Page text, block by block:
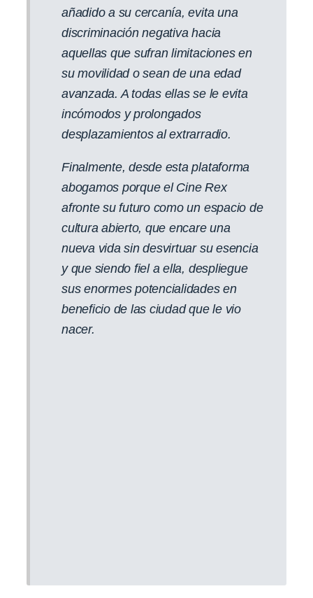
añadido a su cercanía, evita una
discriminación negativa hacia
aquellas que sufran limitaciones en
su movilidad o sean de una edad
avanzada. A todas ellas se le evita
incómodos y prolongados
desplazamientos al extrarradio.
Finalmente, desde esta plataforma
abogamos porque el Cine Rex
afronte su futuro como un espacio de
cultura abierto, que encare una
nueva vida sin desvirtuar su esencia
y que siendo fiel a ella, despliegue
sus enormes potencialidades en
beneficio de las ciudad que le vio
nacer.